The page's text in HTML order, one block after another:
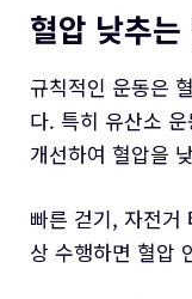
혈압 낮추
규칙적인 운동은
다. 특히 유산소
개선하여 혈압을
빠른 걷기, 자전거
상 수행하면 혈압